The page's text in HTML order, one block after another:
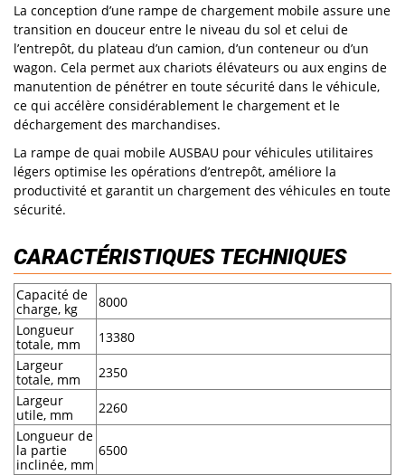
La conception d’une rampe de chargement mobile assure une
transition en douceur entre le niveau du sol et celui de
l’entrepôt, du plateau d’un camion, d’un conteneur ou d’un
wagon. Cela permet aux chariots élévateurs ou aux engins de
manutention de pénétrer en toute sécurité dans le véhicule,
ce qui accélère considérablement le chargement et le
déchargement des marchandises.
La rampe de quai mobile AUSBAU pour véhicules utilitaires
légers optimise les opérations d’entrepôt, améliore la
productivité et garantit un chargement des véhicules en toute
sécurité.
CARACTÉRISTIQUES TECHNIQUES
Capacité de
charge, kg
8000
Longueur
totale, mm
13380
Largeur
totale, mm
2350
Largeur
utile, mm
2260
Longueur de
la partie
inclinée, mm
6500